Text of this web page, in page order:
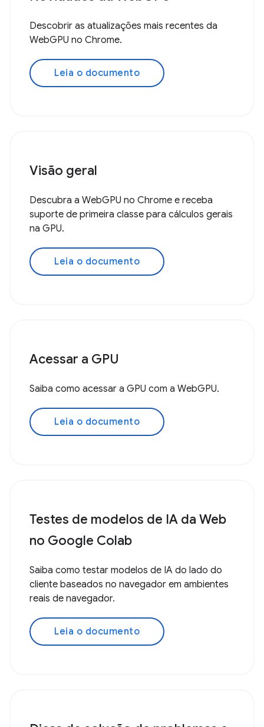
Descobrir as atualizações mais recentes da
WebGPU no Chrome.
Leia o documento
Visão geral
Descubra a WebGPU no Chrome e receba
suporte de primeira classe para cálculos gerais
na GPU.
Leia o documento
Acessar a GPU
Saiba como acessar a GPU com a WebGPU.
Leia o documento
Testes de modelos de IA da Web
no Google Colab
Saiba como testar modelos de IA do lado do
cliente baseados no navegador em ambientes
reais de navegador.
Leia o documento